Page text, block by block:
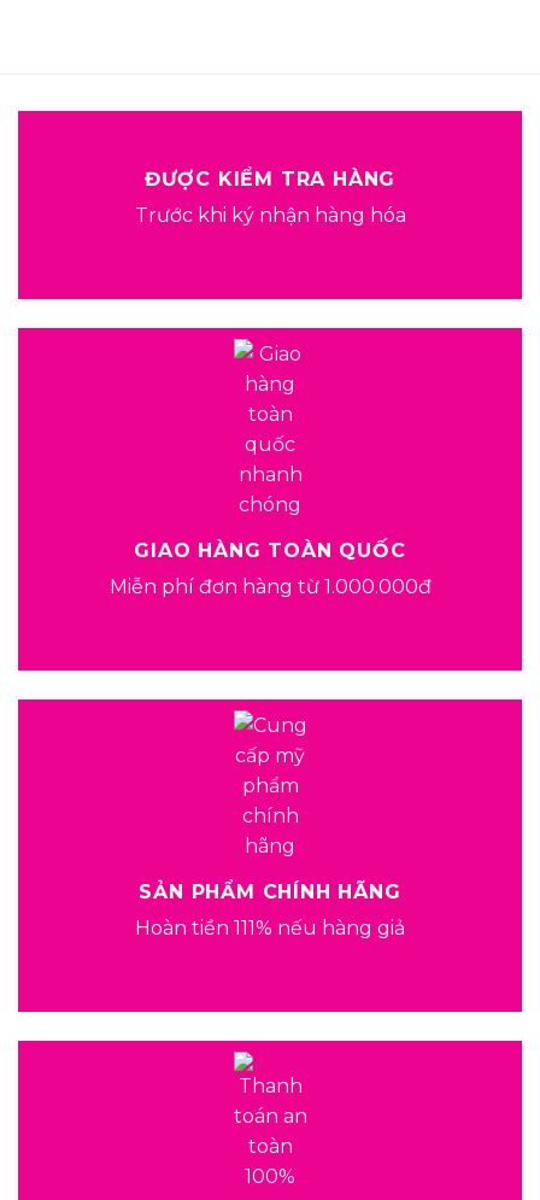
ĐƯỢC KIỂM TRA HÀNG
Trước khi ký nhận hàng hóa
GIAO HÀNG TOÀN QUỐC
Miễn phí đơn hàng từ 1.000.000đ
SẢN PHẨM CHÍNH HÃNG
Hoàn tiền 111% nếu hàng giả